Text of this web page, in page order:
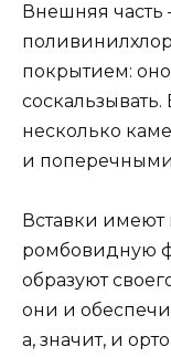
Внешняя часть
покрытием:
несколько
и
Вставки
ромбовидную
образуют
они и
а, значит, и